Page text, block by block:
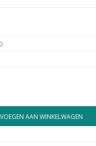
AAN WINKELWAGEN